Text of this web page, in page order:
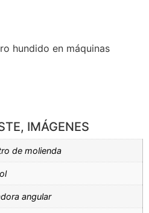
hundido en máquinas
, IMÁGENES
de molienda
angular